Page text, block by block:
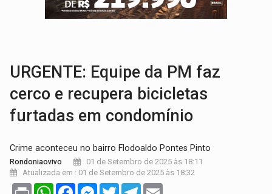
MATERIAL:Brasil tem grandes reservas de urânio, mas produz pouco e
URGENTE: Equipe da PM faz
cerco e recupera bicicletas
furtadas em condomínio
Crime aconteceu no bairro Flodoaldo Pontes Pinto
Rondoniaovivo
01 de Setembro de 2025 às 18:11
Atualizada em : 01 de Setembro de 2025 às 18:32
Print WhatsAppFacebookMessenger
TwitterTelegram